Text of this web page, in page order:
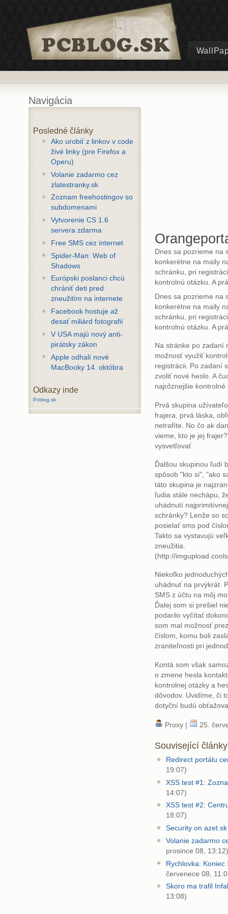
Navigácia
Posledné články
Ako urobiť z linkov v code
živé linky (pre Firefox a
Operu)
Volanie zadarmo cez
zlatestranky.sk
Zoznam freehostingov so
subdomenami
Vytvorenie CS 1.6
servera zdarma
Free SMS cez internet
Spider-Man: Web of
Shadows
Európski poslanci chcú
chrániť deti pred
zneužitím na internete
Facebook hostuje až
desať miliárd fotografií
V USA majú nový anti-
pirátsky zákon
Apple odhalí nové
MacBooky 14. októbra
Odkazy inde
Pcblog.sk
Dnes sa pozrieme na
konkerétne na maily
schránku, pri
kontrolnú otázku. A
Dnes sa pozrieme na
konkerétne na maily
schránku, pri
kontrolnú otázku. A
Na stránke po zadaní
možnosť využiť
registrácii. Po zadaní
zvoliť nové heslo. A
najrôznejšie
Prvá skupina
frajera, prvá láska,
netrafíte. No čo ak
vieme, kto je jej
vysvetľovať.
Ďalšou skupinou ľudí
spôsob "kto si", "ako
táto skupina je
ľudia stále nechápu,
uhádnutí
schránky? Lenže so
posielať sms pod
Takto sa vystavujú
zneužitia.
(http://
Niekoľko
uhádnuť na prvýkrát.
SMS z účtu na môj
Ďalej som si prešiel
podarilo vyčítať
som mal možnosť
číslom, komu boli
zraniteľnosti pri
Kontá som však
o zmene hesla
kontrolnej otázky a
dôvodov. Uvidíme, či
dotyční budú
Proxy | 25.
Související články
Redirect portálu
19:07)
XSS test #1:
14:07)
XSS test #2:
18:07)
Security on azet.sk
Volanie zadarmo
prosince 08, 13:12)
Rychlovka: Koniec
červenece 08,
Skoro ma trafil
13:08)